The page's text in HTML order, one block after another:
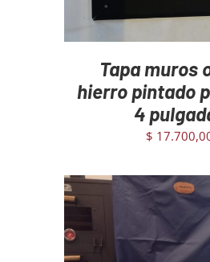
Tapa muros
hierro pintado
4
$